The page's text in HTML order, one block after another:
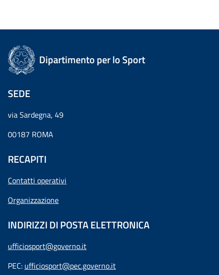
Dipartimento per lo Sport
SEDE
via Sardegna, 49
00187 ROMA
RECAPITI
Contatti operativi
Organizzazione
INDIRIZZI DI POSTA ELETTRONICA
ufficiosport@governo.it
PEC: ufficiosport@pec.governo.it